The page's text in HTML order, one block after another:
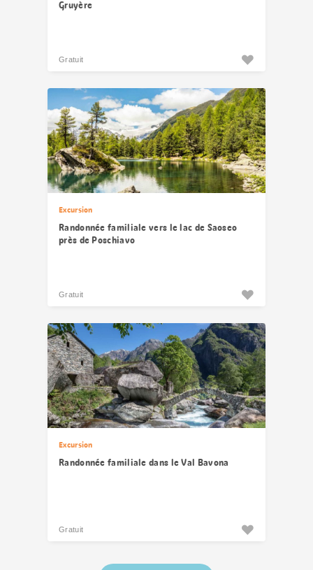
Gruyère
Gratuit
Excursion
Randonnée familiale vers le lac de Saoseo
près de Poschiavo
Gratuit
Excursion
Randonnée familiale dans le Val Bavona
Gratuit